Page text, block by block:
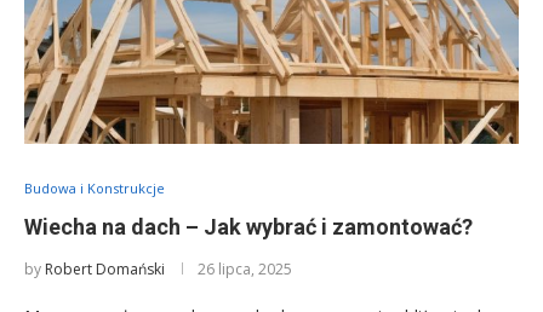
Budowa i Konstrukcje
Wiecha na dach – Jak wybrać i zamontować?
by Robert Domański 26 lipca, 2025